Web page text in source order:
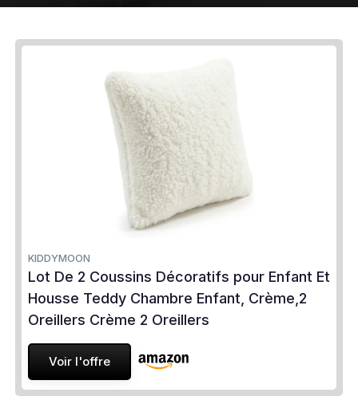
KIDDYMOON
Lot De 2 Coussins Décoratifs pour Enfant Et
Housse Teddy Chambre Enfant, Crème,2
Oreillers Crème 2 Oreillers
Voir l'offre